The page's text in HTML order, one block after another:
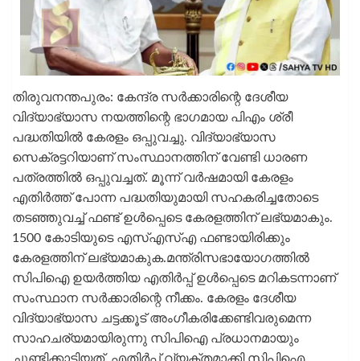
തിരുവനന്തപുരം: കേന്ദ്ര സര്‍ക്കാരിന്റെ ദേശീയ
വിദ്യാഭ്യാസ നയത്തിന്റെ ഭാഗമായ പിഎം ശ്രീ
പദ്ധതിയില്‍ കേരളം ഒപ്പുവച്ചു. വിദ്യാഭ്യാസ
സെക്രട്ടറിയാണ് സംസ്ഥാനത്തിന് വേണ്ടി ധാരണ
പത്രത്തില്‍ ഒപ്പുവച്ചത്. മൂന്ന് വര്‍ഷമായി കേരളം
എതിര്‍ത്ത് പോന്ന പദ്ധതിയുമായി സഹകരിച്ചതോടെ
തടഞ്ഞുവച്ച് ഫണ്ട് ഉള്‍പ്പെടെ കേരളത്തിന് ലഭ്യമാകും.
1500 കോടിയുടെ എസ്എസ്എ ഫണ്ടായിരിക്കും
കേരളത്തിന് ലഭ്യമാകുക.മന്ത്രിസഭായോഗത്തില്‍
സിപിഐ ഉയര്‍ത്തിയ എതിര്‍പ്പ് ഉള്‍പ്പെടെ മറികടന്നാണ്
സംസ്ഥാന സര്‍ക്കാരിന്റെ നീക്കം. കേരളം ദേശീയ
വിദ്യാഭ്യാസ ചട്ടക്കൂട് അംഗീകരിക്കേണ്ടിവരുമെന്ന
സാഹചര്യമായിരുന്നു സിപിഐ പ്രധാനമായും
ചൂണ്ടിക്കാട്ടിയത്. എതിര്‍പ്പ് വ്യക്തമാക്കി സിപിഐ